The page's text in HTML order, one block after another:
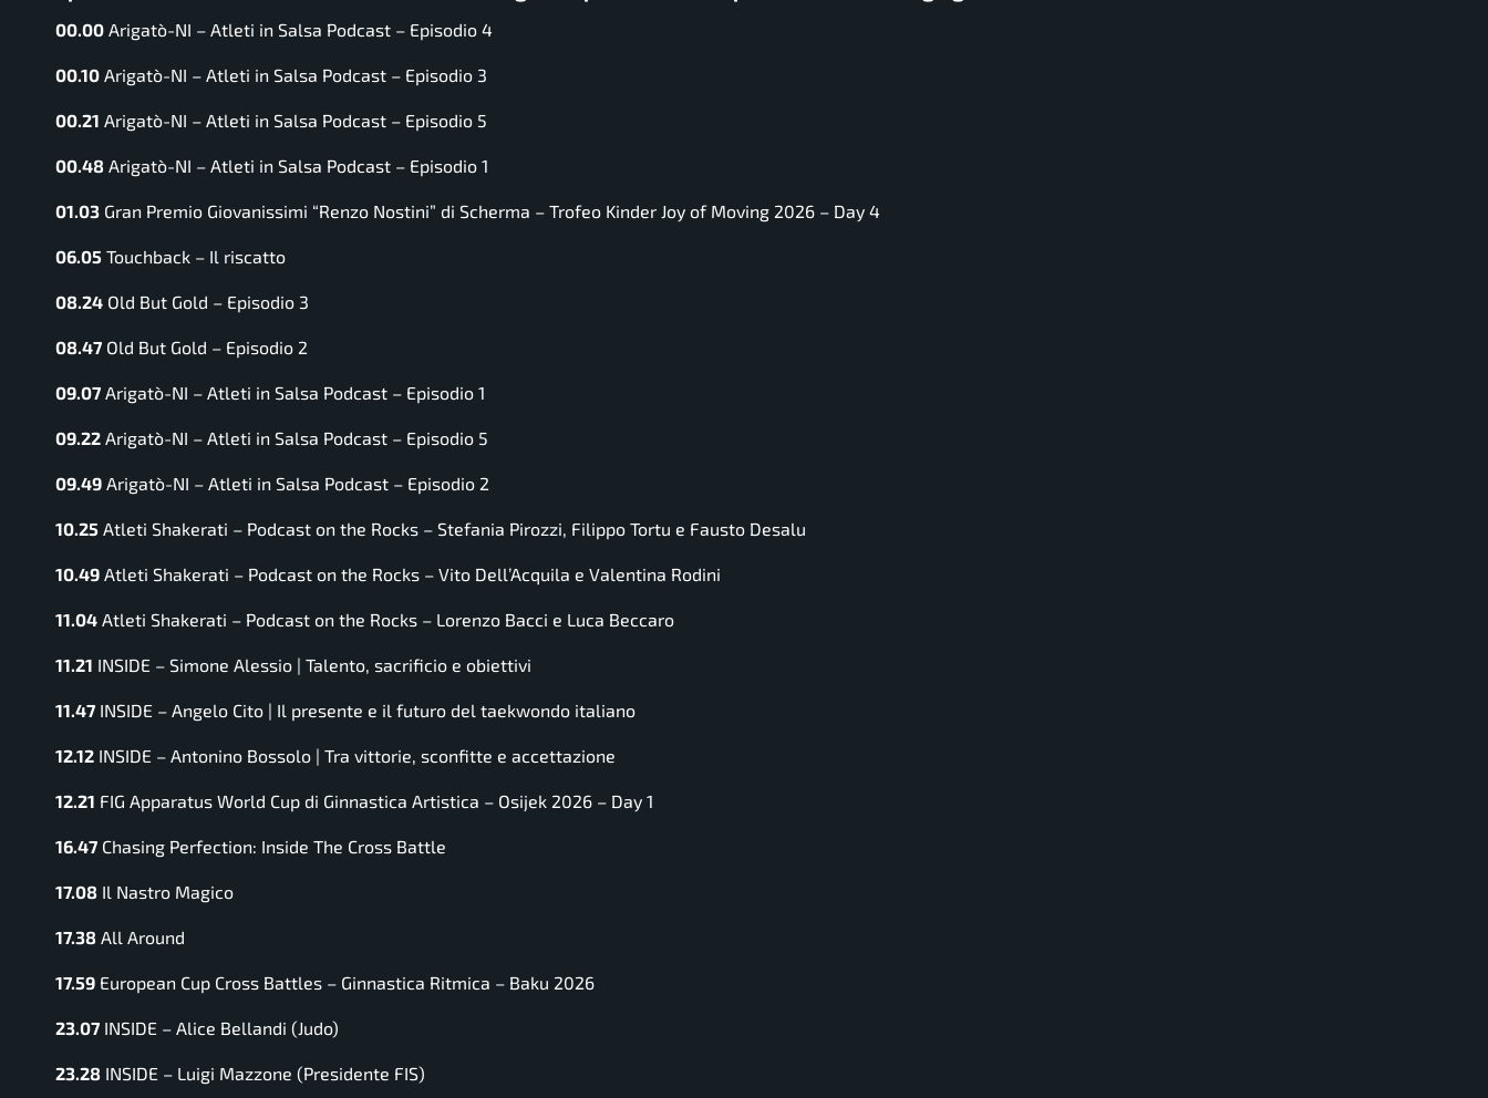
00.00 Arigatò-NI – Atleti in Salsa Podcast – Episodio 4
00.10 Arigatò-NI – Atleti in Salsa Podcast – Episodio 3
00.21 Arigatò-NI – Atleti in Salsa Podcast – Episodio 5
00.48 Arigatò-NI – Atleti in Salsa Podcast – Episodio 1
01.03 Gran Premio Giovanissimi “Renzo Nostini” di Scherma – Trofeo Kinder Joy of Moving 2026 – Day 4
06.05 Touchback – Il riscatto
08.24 Old But Gold – Episodio 3
08.47 Old But Gold – Episodio 2
09.07 Arigatò-NI – Atleti in Salsa Podcast – Episodio 1
09.22 Arigatò-NI – Atleti in Salsa Podcast – Episodio 5
09.49 Arigatò-NI – Atleti in Salsa Podcast – Episodio 2
10.25 Atleti Shakerati – Podcast on the Rocks – Stefania Pirozzi, Filippo Tortu e Fausto Desalu
10.49 Atleti Shakerati – Podcast on the Rocks – Vito Dell’Acquila e Valentina Rodini
11.04 Atleti Shakerati – Podcast on the Rocks – Lorenzo Bacci e Luca Beccaro
11.21 INSIDE – Simone Alessio | Talento, sacrificio e obiettivi
11.47 INSIDE – Angelo Cito | Il presente e il futuro del taekwondo italiano
12.12 INSIDE – Antonino Bossolo | Tra vittorie, sconfitte e accettazione
12.21 FIG Apparatus World Cup di Ginnastica Artistica – Osijek 2026 – Day 1
16.47 Chasing Perfection: Inside The Cross Battle
17.08 Il Nastro Magico
17.38 All Around
17.59 European Cup Cross Battles – Ginnastica Ritmica – Baku 2026
23.07 INSIDE – Alice Bellandi (Judo)
23.28 INSIDE – Luigi Mazzone (Presidente FIS)